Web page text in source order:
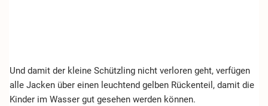
Und damit der kleine Schützling nicht verloren geht, verfügen
alle Jacken über einen leuchtend gelben Rückenteil, damit die
Kinder im Wasser gut gesehen werden können.